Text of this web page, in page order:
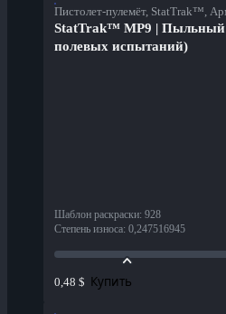
Пистолет-пулемёт, StatTrak™,
StatTrak™ MP9 | Пыльный
полевых испытаний)
Шаблон раскраски: 928
Степень износа: 0,247516945
0,48 $ Купить